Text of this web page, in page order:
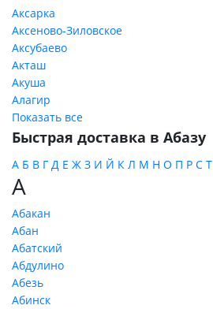
Аксарка
Аксеново-Зиловское
Аксубаево
Акташ
Акуша
Алагир
Показать все
Быстрая доставка в Абазу
А Б В Г Д Е Ж З И Й К Л М Н О П Р С Т
А
Абакан
Абан
Абатский
Абдулино
Абезь
Абинск